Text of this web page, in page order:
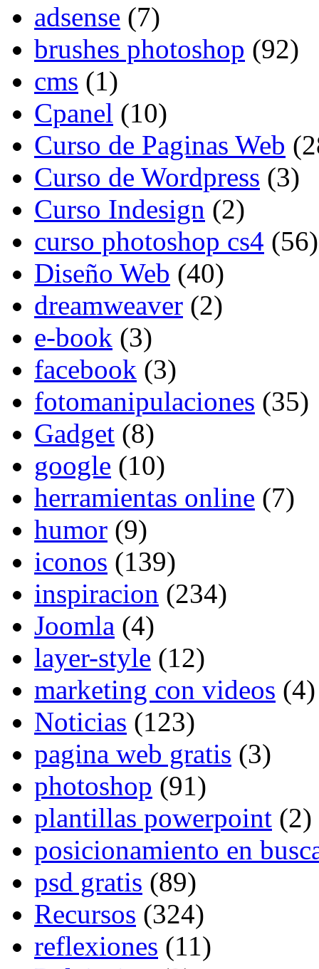
adsense (7)
brushes photoshop (92)
cms (1)
Cpanel (10)
Curso de Paginas Web
Curso de Wordpress (3)
Curso Indesign (2)
curso photoshop cs4 (56)
Diseño Web (40)
dreamweaver (2)
e-book (3)
facebook (3)
fotomanipulaciones (35)
Gadget (8)
google (10)
herramientas online (7)
humor (9)
iconos (139)
inspiracion (234)
Joomla (4)
layer-style (12)
marketing con videos (4)
Noticias (123)
pagina web gratis (3)
photoshop (91)
plantillas powerpoint (2)
posicionamiento en
psd gratis (89)
Recursos (324)
reflexiones (11)